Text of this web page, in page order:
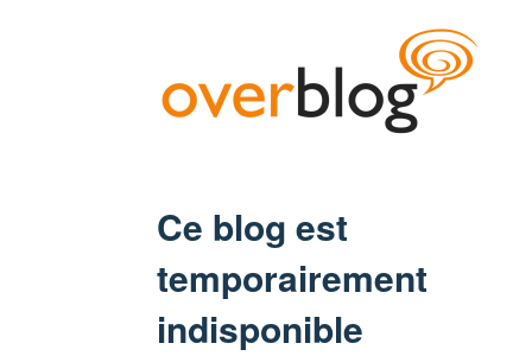
Ce blog est
temporairement
indisponible